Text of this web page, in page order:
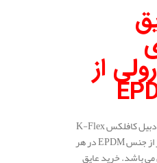
از
قیمت عایق الاستومری اردبیل کافلکس K-Flex
رولی با ضخامت 6 میلیمتر از جنس EPDM در هر
تومان می باشد. خرید عایق